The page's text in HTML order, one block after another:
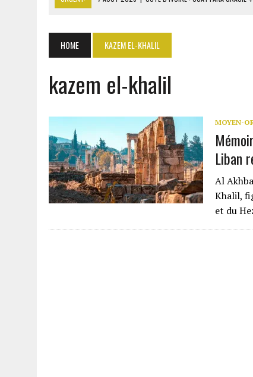
7 AOÛT 2026 | OUATTARA ANNONCE DES SANCTIONS CONTRE
OUATTARA APPELLE À L’UNION NATIONALE POUR
HOME KAZEM EL-KHALIL
kazem el-khalil
MOYEN-
Liban
Al
Khalil,
et du